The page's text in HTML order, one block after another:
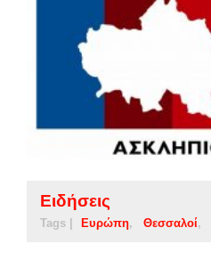
Ειδήσεις
Tags | Ευρώπη Θεσσαλοί